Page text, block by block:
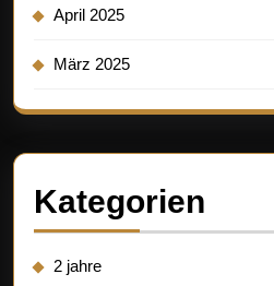
April 2025
März 2025
Kategorien
2 jahre